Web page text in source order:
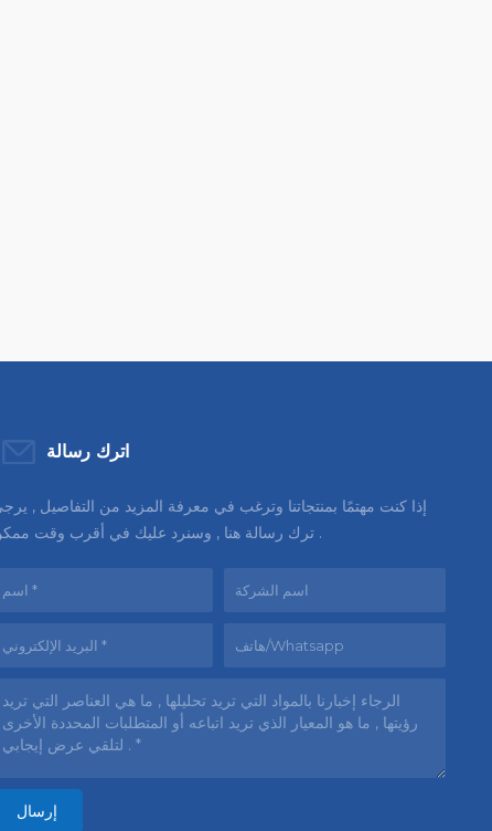
اترك رسالة
إذا كنت مهتمًا بمنتجاتنا وترغب في معرفة المزيد من التفاصيل ,
ترك رسالة هنا , وسنرد عليك في أقرب وقت ممكن .